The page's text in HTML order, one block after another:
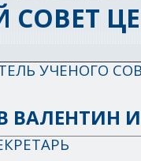
СОВЕТ
УЧЕНОГО
ВАЛЕНТИН